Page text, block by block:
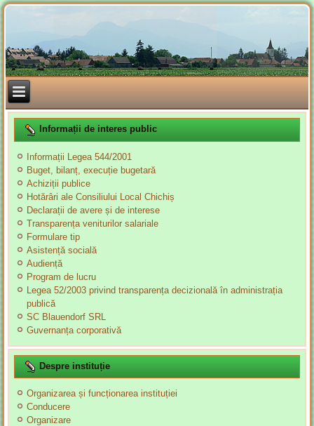
Informații de interes public
Informații Legea 544/2001
Buget, bilanț, execuție bugetară
Achiziții publice
Hotărâri ale Consiliului Local Chichiș
Declarații de avere și de interese
Transparența veniturilor salariale
Formulare tip
Asistență socială
Audiență
Program de lucru
Legea 52/2003 privind transparența decizională în administrația
publică
SC Blauendorf SRL
Guvernanța corporativă
Despre instituție
Organizarea și funcționarea instituției
Conducere
Organizare